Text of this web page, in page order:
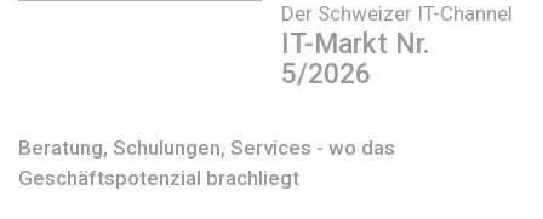
Der Schweizer IT-Channel
IT-Markt Nr.
5/2026
Beratung, Schulungen, Services - wo das
Geschäftspotenzial brachliegt